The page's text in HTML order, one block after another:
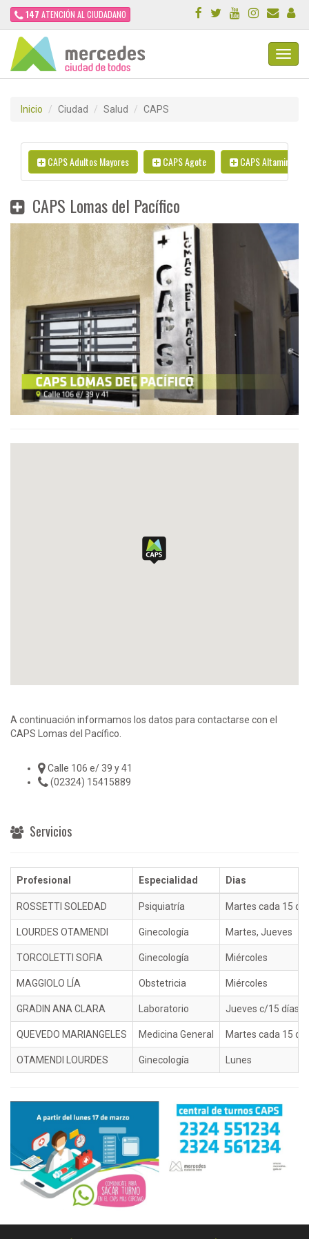
147 ATENCIÓN AL CIUDADANO
Inicio Ciudad Salud CAPS
CAPS Adultos Mayores CAPS Agote CAPS Altamira
CAPS Lomas del Pacífico
A continuación informamos los datos para contactarse con el
CAPS Lomas del Pacífico.
Calle 106 e/ 39 y 41
(02324) 15415889
Servicios
Profesional Especialidad Dias
ROSSETTI SOLEDAD Psiquiatría Martes cada 15
LOURDES OTAMENDI Ginecología Martes, Jueves
TORCOLETTI SOFIA Ginecología Miércoles
MAGGIOLO LÍA Obstetricia Miércoles
GRADIN ANA CLARA Laboratorio Jueves c/15 días
QUEVEDO MARIANGELES Medicina General Martes cada 15
OTAMENDI LOURDES Ginecología Lunes